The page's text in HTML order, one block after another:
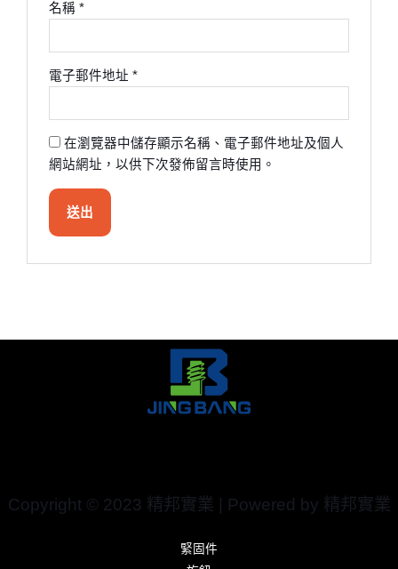
名稱*
電子郵件地址*
在瀏覽器中儲存顯示名稱、電子郵件地址及個人
網站網址，以供下次發佈留言時使用。
Copyright © 2023 精邦實業 | Powered by 精邦實業
緊固件